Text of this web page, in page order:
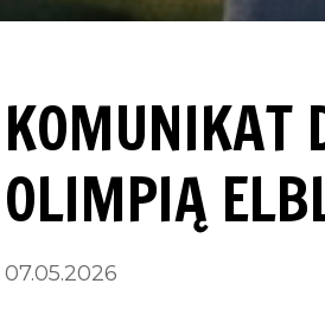
KOMUNIKAT
OLIMPIĄ
07.05.2026